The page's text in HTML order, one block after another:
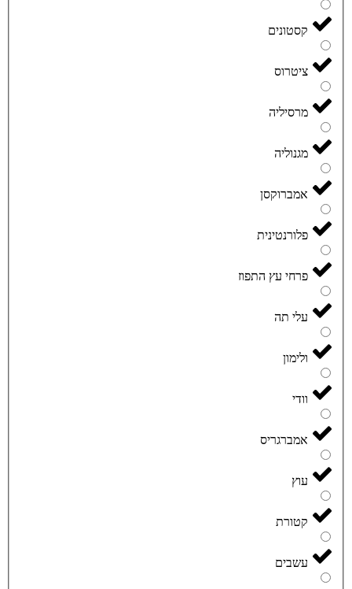
קסטונים
ציטרוס
מרסיליה
מגנוליה
אמברוקסן
פלורנטינית
פרחי עץ התפוז
עלי תה
ולימון
וודי
אמברגריס
עוץ
קטורת
עשבים